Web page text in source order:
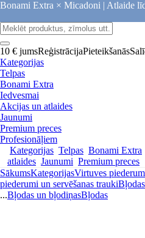
Bonami Extra × Micadoni | Atlaide
10 € jumsReģistrācijaPieteikšanās
Kategorijas
Telpas
Bonami Extra
Iedvesmai
Akcijas un atlaides
Jaunumi
Premium preces
Profesionāļiem
Kategorijas Telpas Bonami Extra
atlaides Jaunumi Premium preces
SākumsKategorijasVirtuves
piederumi un servēšanas trauki
...Bļodas un bļodiņasBļodas